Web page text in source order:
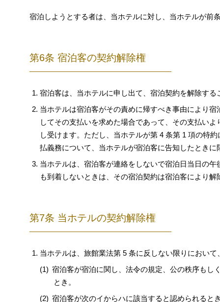
宿泊しようとする者は、当ホテルに対し、当ホテルが前
第6条 宿泊客の契約解除権
宿泊客は、当ホテルに申し出て、宿泊契約を解除する
当ホテルは宿泊客がその責めに帰すべき事由により
してその支払いを求めた場合であって、その支払い
し受けます。ただし、当ホテルが第 4 条第 1 項の特
払義務について、当ホテルが宿泊客に告知したときに
当ホテルは、宿泊客が連絡をしないで宿泊日当日の
も到着しないときは、その宿泊契約は宿泊客により
第7条 当ホテルの契約解除権
当ホテルは、旅館業法第 5 条に反しない限りにおい
宿泊客が宿泊に関し、法令の規定、公の秩序もし
とき。
宿泊客が次のイからハに該当すると認められると